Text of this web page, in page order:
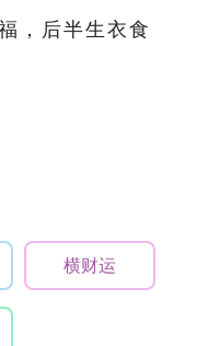
，后半生衣食
横财运